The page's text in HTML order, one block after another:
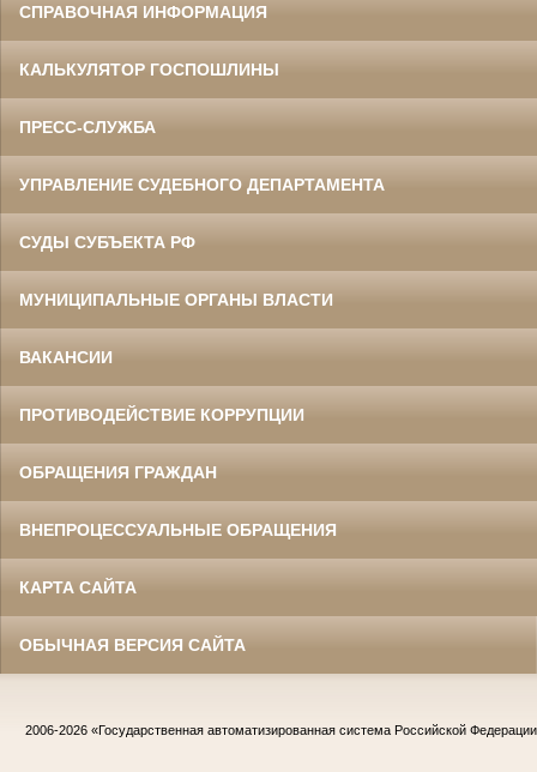
СПРАВОЧНАЯ ИНФОРМАЦИЯ
КАЛЬКУЛЯТОР ГОСПОШЛИНЫ
ПРЕСС-СЛУЖБА
УПРАВЛЕНИЕ СУДЕБНОГО ДЕПАРТАМЕНТА
СУДЫ СУБЪЕКТА РФ
МУНИЦИПАЛЬНЫЕ ОРГАНЫ ВЛАСТИ
ВАКАНСИИ
ПРОТИВОДЕЙСТВИЕ КОРРУПЦИИ
ОБРАЩЕНИЯ ГРАЖДАН
ВНЕПРОЦЕССУАЛЬНЫЕ ОБРАЩЕНИЯ
КАРТА САЙТА
ОБЫЧНАЯ ВЕРСИЯ САЙТА
2006-2026 «Государственная автоматизированная система Российской